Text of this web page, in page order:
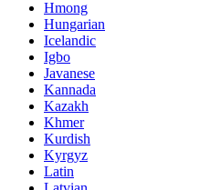
Hmong
Hungarian
Icelandic
Igbo
Javanese
Kannada
Kazakh
Khmer
Kurdish
Kyrgyz
Latin